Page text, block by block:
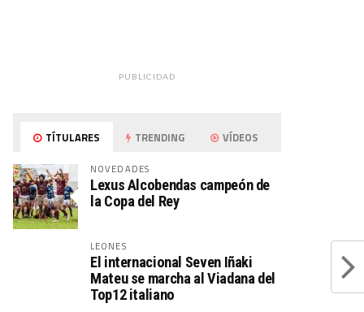
PUBLICIDAD
TÍTULARES TRENDING VÍDEOS
NOVEDADES
Lexus Alcobendas campeón de
la Copa del Rey
LEONES
El internacional Seven Iñaki
Mateu se marcha al Viadana del
Top12 italiano